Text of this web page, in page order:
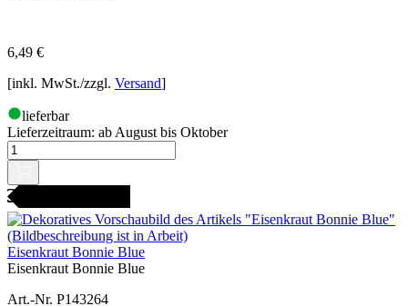
6,49 €
[inkl. MwSt./zzgl. Versand]
lieferbar
Lieferzeitraum: ab August bis Oktober
bestellbar
Eisenkraut Bonnie Blue
Eisenkraut Bonnie Blue
Art.-Nr. P143264